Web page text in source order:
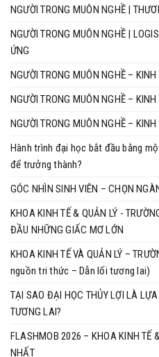
NGƯỜI TRONG MUÔN NGHỀ |
NGƯỜI TRONG MUÔN NGHỀ |
ỨNG
NGƯỜI TRONG MUÔN NGHỀ – KINH
NGƯỜI TRONG MUÔN
NGƯỜI TRONG MUÔN NGHỀ –
Hành trình đại học bắt đầu bằng
để trưởng thành?
GÓC NHÌN SINH VIÊN – CHỌN
KHOA KINH TẾ & QUẢN LÝ -
ĐẦU NHỮNG GIẤC MƠ LỚN
KHOA KINH TẾ VÀ QUẢN LÝ –
nguồn tri thức – Dẫn lối tương lai)
TẠI SAO ĐẠI HỌC THỦY LỢI LÀ
TƯƠNG LAI?
FLASHMOB 2026 – KHOA KINH TẾ
NHẤT